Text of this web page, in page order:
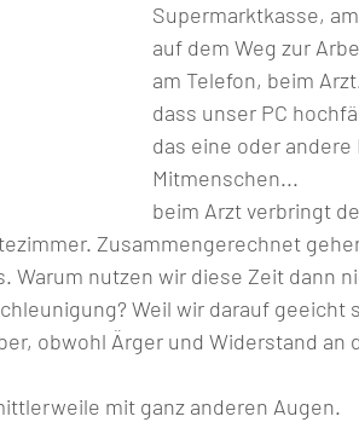
Supermarktkasse,
auf dem Weg zur
am Telefon, beim
dass unser PC
das eine oder andere
Mitmenschen...
beim Arzt verbringt
Zusammengerechnet
Warum nutzen wir diese Zeit dann
Weil wir darauf geeicht
obwohl Ärger und Widerstand an
mittlerweile mit ganz